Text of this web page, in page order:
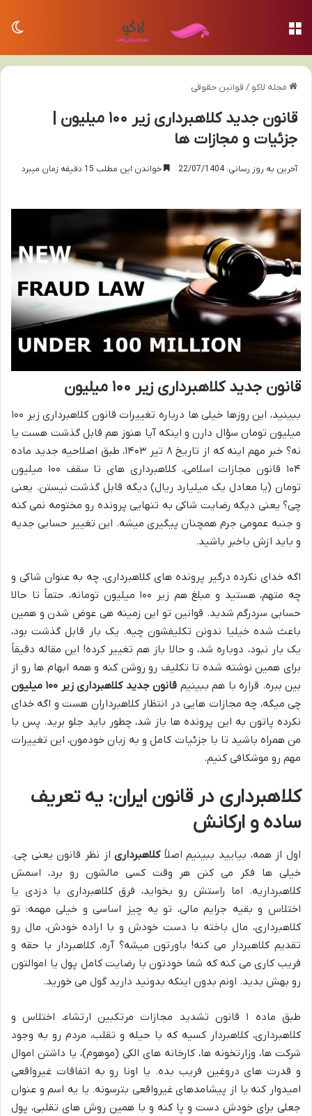
مجله لاکو / قوانین حقوقی
قانون جدید کلاهبرداری زیر ۱۰۰ میلیون |
جزئیات و مجازات ها
آخرین به روز رسانی: 22/07/1404 خواندن این مطلب 15 دقیقه زمان میبرد
قانون جدید کلاهبرداری زیر ۱۰۰ میلیون
ببینید، این روزها خیلی ها درباره تغییرات قانون کلاهبرداری زیر ۱۰۰
میلیون تومان سؤال دارن و اینکه آیا هنوز هم قابل گذشت هست یا
نه؟ خبر مهم اینه که از تاریخ ۸ تیر ۱۴۰۳، طبق اصلاحیه جدید ماده
۱۰۴ قانون مجازات اسلامی، کلاهبرداری های تا سقف ۱۰۰ میلیون
تومان (یا معادل یک میلیارد ریال) دیگه قابل گذشت نیستن. یعنی
چی؟ یعنی دیگه رضایت شاکی به تنهایی پرونده رو مختومه نمی کنه
و جنبه عمومی جرم همچنان پیگیری میشه. این تغییر حسابی جدیه
و باید ازش باخبر باشید.
اگه خدای نکرده درگیر پرونده های کلاهبرداری، چه به عنوان شاکی و
چه متهم، هستید و مبلغ هم زیر ۱۰۰ میلیون تومانه، حتماً تا حالا
حسابی سردرگم شدید. قوانین تو این زمینه هی عوض شدن و همین
باعث شده خیلیا ندونن تکلیفشون چیه. یک بار قابل گذشت بود،
یک بار نبود، دوباره شد، و حالا باز هم تغییر کرده! این مقاله دقیقاً
برای همین نوشته شده تا تکلیف رو روشن کنه و همه ابهام ها رو از
بین ببره. قراره با هم ببینیم قانون جدید کلاهبرداری زیر ۱۰۰ میلیون
چی میگه، چه مجازات هایی در انتظار کلاهبرداران هست و اگه خدای
نکرده پاتون به این پرونده ها باز شد، چطور باید جلو برید. پس با
من همراه باشید تا با جزئیات کامل و به زبان خودمون، این تغییرات
مهم رو موشکافی کنیم.
کلاهبرداری در قانون ایران: یه تعریف
ساده و ارکانش
اول از همه، بیایید ببینیم اصلاًکلاهبرداریاز نظر قانون یعنی چی.
خیلی ها فکر می کنن هر وقت کسی مالشون رو برد، اسمش
کلاهبرداریه. اما راستش رو بخواید، فرق کلاهبرداری با دزدی یا
اختلاس و بقیه جرایم مالی، تو یه چیز اساسی و خیلی مهمه: تو
کلاهبرداری، مال باخته با دست خودش و با اراده خودش، مال رو
تقدیم کلاهبردار می کنه! باورتون میشه؟ آره، کلاهبردار با حقه و
فریب کاری می کنه که شما خودتون با رضایت کامل پول یا اموالتون
رو بهش بدید. اونم بدون اینکه بدونید دارید گول می خورید.
طبق ماده ۱ قانون تشدید مجازات مرتکبین ارتشاء، اختلاس و
کلاهبرداری، کلاهبردار کسیه که با حیله و تقلب، مردم رو به وجود
شرکت ها، وزارتخونه ها، کارخانه های الکی (موهوم)، یا داشتن اموال
و قدرت های دروغین فریب بده. یا اونا رو به اتفاقات غیرواقعی
امیدوار کنه یا از پیشامدهای غیرواقعی بترسونه. یا یه اسم و عنوان
جعلی برای خودش دست و پا کنه و با همین روش های تقلبی، پول